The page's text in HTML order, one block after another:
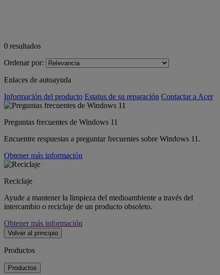
0 resultados
Ordenar por:
Enlaces de autoayuda
Información del producto Estatus de su reparación Contactar a Acer
Preguntas frecuentes de Windows 11
Encuentre respuestas a preguntar frecuentes sobre Windows 11.
Obtener más información
Reciclaje
Ayude a mantener la limpieza del medioambiente a través del
intercambio o reciclaje de un producto obsoleto.
Obtener más información
Volver al principio
Productos
Productos